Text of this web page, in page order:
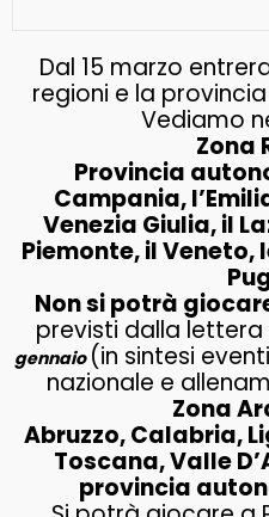
Dal 15 marzo
regioni e la
Vediamo
Zona
Provincia
Campania,
Venezia Giulia, il
Piemonte, il Veneto,
Non si potrà
previsti dalla lettera
gennaio (in sintesi
nazionale e
Zona
Abruzzo, Calabria,
Toscana, Valle
provincia